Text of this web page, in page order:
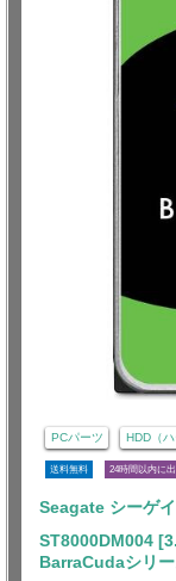
PCパーツ HDD（ハ
送料無料 24時間以内に
Seagate シーゲ
ST8000DM004
BarraCudaシリ